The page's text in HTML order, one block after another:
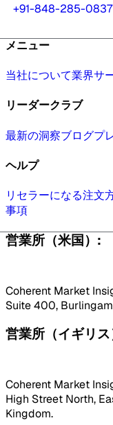
+91-848-285-0837
メニュー
当社について業界サ
リーダークラブ
最新の洞察ブログプ
ヘルプ
リセラーになる注文
事項
営業所（米国）:
Coherent Market
Suite 400,
営業所（イギリ
Coherent Market
High Street North,
Kingdom.